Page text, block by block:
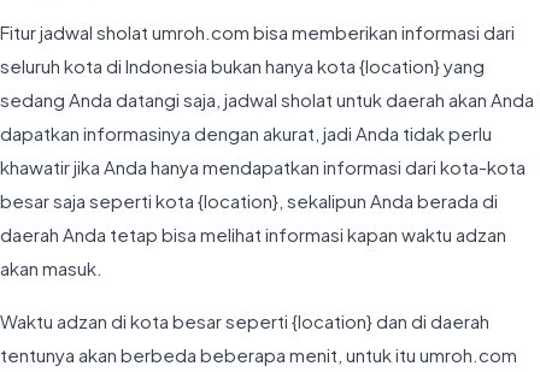
Fitur jadwal sholat umroh.com bisa memberikan informasi dari
seluruh kota di Indonesia bukan hanya kota {location} yang
sedang Anda datangi saja, jadwal sholat untuk daerah akan Anda
dapatkan informasinya dengan akurat, jadi Anda tidak perlu
khawatir jika Anda hanya mendapatkan informasi dari kota-kota
besar saja seperti kota {location}, sekalipun Anda berada di
daerah Anda tetap bisa melihat informasi kapan waktu adzan
akan masuk.
Waktu adzan di kota besar seperti {location} dan di daerah
tentunya akan berbeda beberapa menit, untuk itu umroh.com